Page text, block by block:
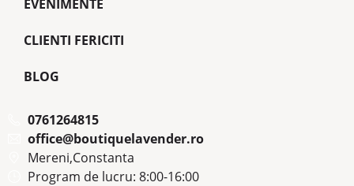
EVENIMENTE
CLIENTI FERICITI
BLOG
0761264815
office@boutiquelavender.ro
Mereni,Constanta
Program de lucru: 8:00-16:00